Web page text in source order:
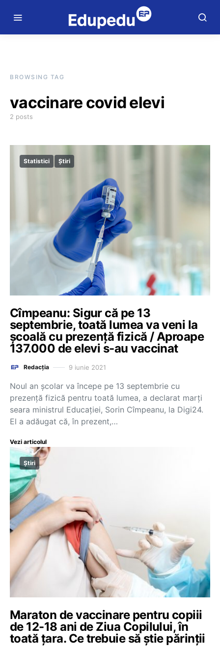
BROWSING TAG
vaccinare covid elevi
2 posts
Statistici Știri
Cîmpeanu: Sigur că pe 13
septembrie, toată lumea va veni la
școală cu prezență fizică / Aproape
137.000 de elevi s-au vaccinat
Redacția 9 iunie 2021
Noul an școlar va începe pe 13 septembrie cu
prezență fizică pentru toată lumea, a declarat marți
seara ministrul Educaţiei, Sorin Cîmpeanu, la Digi24.
El a adăugat că, în prezent,…
Vezi articolul
Știri
Maraton de vaccinare pentru copiii
de 12-18 ani de Ziua Copilului, în
toată țara. Ce trebuie să știe părinții